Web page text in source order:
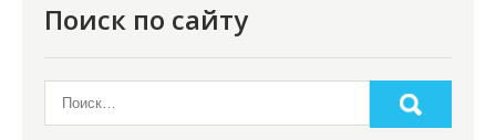
Поиск по сайту